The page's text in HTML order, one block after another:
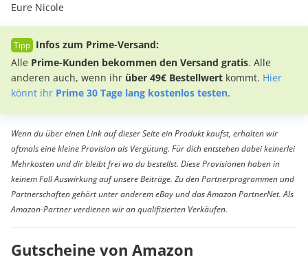
Eure Nicole
Infos zum Prime-Versand:
Alle Prime-Kunden bekommen den Versand gratis. Alle
anderen auch, wenn ihr über 49€ Bestellwert kommt. Hier
könnt ihr Prime 30 Tage lang kostenlos testen.
Wenn du über einen Link auf dieser Seite ein Produkt kaufst, erhalten wir
oftmals eine kleine Provision als Vergütung. Für dich entstehen dabei keinerlei
Mehrkosten und dir bleibt frei wo du bestellst. Diese Provisionen haben in
keinem Fall Auswirkung auf unsere Beiträge. Zu den Partnerprogrammen und
Partnerschaften gehört unter anderem eBay und das Amazon PartnerNet. Als
Amazon-Partner verdienen wir an qualifizierten Verkäufen.
Gutscheine von Amazon